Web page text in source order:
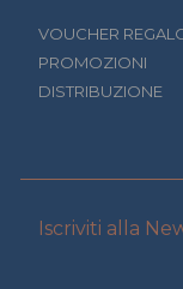
VOUCHER
PROMOZIONI
DISTRIBUZIONE
Iscriviti alla